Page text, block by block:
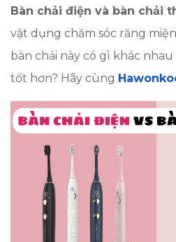
Bàn chải điện và bàn chải
vật dụng chăm sóc răng
bàn chải này có gì khác
tốt hơn? Hãy cùng